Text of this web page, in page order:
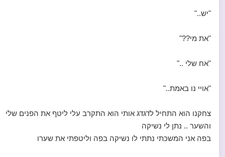
"יש.."
"את מי??"
"אח שלי .."
"אויי נו באמת.."
צחקנו הוא התחיל לדגדג אותי הוא התקרב עלי ליטף את הפנים שלי
והשער .. נתן לי נשיקה
בפה אני המשכתי נתתי לו נשיקה בפה וליטפתי את שערו